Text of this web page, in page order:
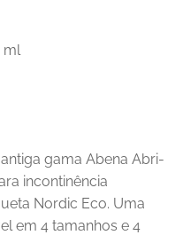
ml
gama Abena Abri-
incontinência
Nordic Eco. Uma
em 4 tamanhos e 4